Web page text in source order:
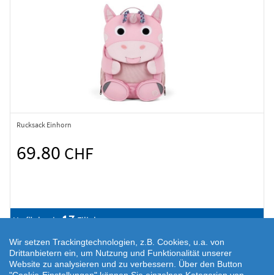
Rucksack Einhorn
69.80 CHF
Verfügbar in17Filialen
Wir setzen Trackingtechnologien, z.B. Cookies, u.a. von
Drittanbietern ein, um Nutzung und Funktionalität unserer
Website zu analysieren und zu verbessern. Über den Button